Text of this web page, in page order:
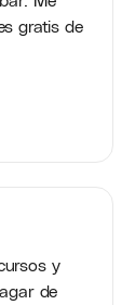
gratis de
y
de